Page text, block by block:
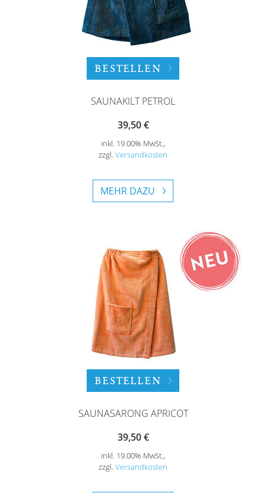
BESTELLEN
SAUNAKILT PETROL
39,50 €
inkl. 19.00% MwSt.,
zzgl. Versandkosten
MEHR DAZU
BESTELLEN
SAUNASARONG APRICOT
39,50 €
inkl. 19.00% MwSt.,
zzgl. Versandkosten